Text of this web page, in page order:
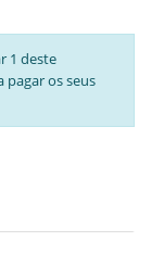
1 deste
pagar os seus